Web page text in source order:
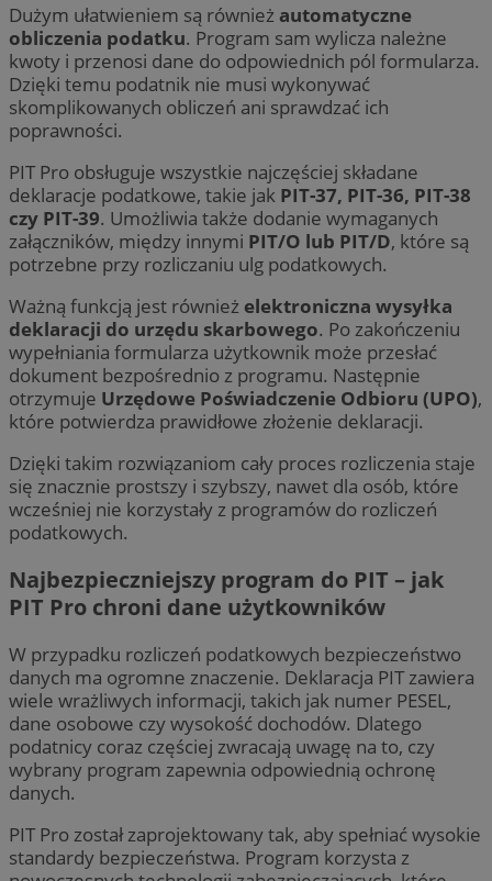
Dużym ułatwieniem są również automatyczne
obliczenia podatku. Program sam wylicza należne
kwoty i przenosi dane do odpowiednich pól formularza.
Dzięki temu podatnik nie musi wykonywać
skomplikowanych obliczeń ani sprawdzać ich
poprawności.
PIT Pro obsługuje wszystkie najczęściej składane
deklaracje podatkowe, takie jak PIT-37, PIT-36, PIT-38
czy PIT-39. Umożliwia także dodanie wymaganych
załączników, między innymi PIT/O lub PIT/D, które są
potrzebne przy rozliczaniu ulg podatkowych.
Ważną funkcją jest również elektroniczna wysyłka
deklaracji do urzędu skarbowego. Po zakończeniu
wypełniania formularza użytkownik może przesłać
dokument bezpośrednio z programu. Następnie
otrzymuje Urzędowe Poświadczenie Odbioru (UPO),
które potwierdza prawidłowe złożenie deklaracji.
Dzięki takim rozwiązaniom cały proces rozliczenia staje
się znacznie prostszy i szybszy, nawet dla osób, które
wcześniej nie korzystały z programów do rozliczeń
podatkowych.
Najbezpieczniejszy program do PIT – jak
PIT Pro chroni dane użytkowników
W przypadku rozliczeń podatkowych bezpieczeństwo
danych ma ogromne znaczenie. Deklaracja PIT zawiera
wiele wrażliwych informacji, takich jak numer PESEL,
dane osobowe czy wysokość dochodów. Dlatego
podatnicy coraz częściej zwracają uwagę na to, czy
wybrany program zapewnia odpowiednią ochronę
danych.
PIT Pro został zaprojektowany tak, aby spełniać wysokie
standardy bezpieczeństwa. Program korzysta z